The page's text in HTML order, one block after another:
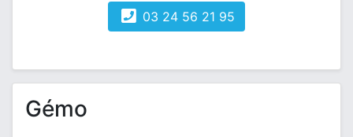
03 24 56 21 95
Gémo